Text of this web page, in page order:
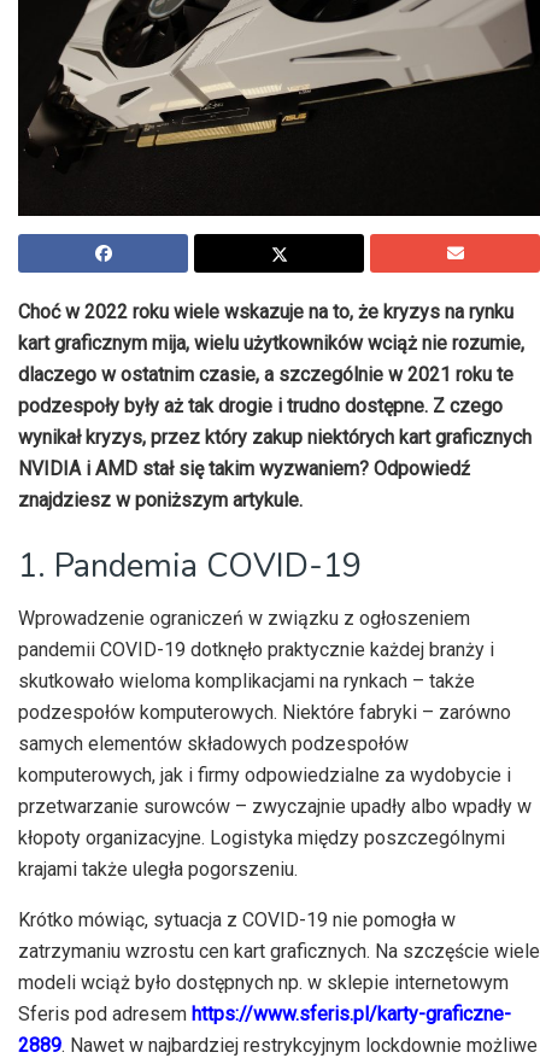
Choć w 2022 roku wiele wskazuje na to, że kryzys na rynku
kart graficznym mija, wielu użytkowników wciąż nie rozumie,
dlaczego w ostatnim czasie, a szczególnie w 2021 roku te
podzespoły były aż tak drogie i trudno dostępne. Z czego
wynikał kryzys, przez który zakup niektórych kart graficznych
NVIDIA i AMD stał się takim wyzwaniem? Odpowiedź
znajdziesz w poniższym artykule.
1. Pandemia COVID-19
Wprowadzenie ograniczeń w związku z ogłoszeniem
pandemii COVID-19 dotknęło praktycznie każdej branży i
skutkowało wieloma komplikacjami na rynkach – także
podzespołów komputerowych. Niektóre fabryki – zarówno
samych elementów składowych podzespołów
komputerowych, jak i firmy odpowiedzialne za wydobycie i
przetwarzanie surowców – zwyczajnie upadły albo wpadły w
kłopoty organizacyjne. Logistyka między poszczególnymi
krajami także uległa pogorszeniu.
Krótko mówiąc, sytuacja z COVID-19 nie pomogła w
zatrzymaniu wzrostu cen kart graficznych. Na szczęście wiele
modeli wciąż było dostępnych np. w sklepie internetowym
Sferis pod adresem https://www.sferis.pl/karty-graficzne-
2889. Nawet w najbardziej restrykcyjnym lockdownie możliwe